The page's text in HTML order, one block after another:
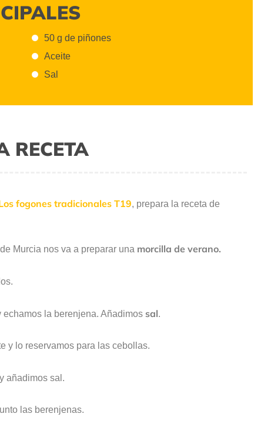
50 g de piñones
Aceite
Sal
RECETA
fogones tradicionales T19, prepara la receta de
Murcia nos va a preparar una morcilla de verano.
la berenjena. Añadimos sal.
y lo reservamos para las cebollas.
y añadimos sal.
las berenjenas.